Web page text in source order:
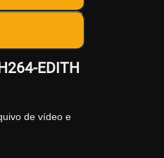
EDITH
de vídeo e